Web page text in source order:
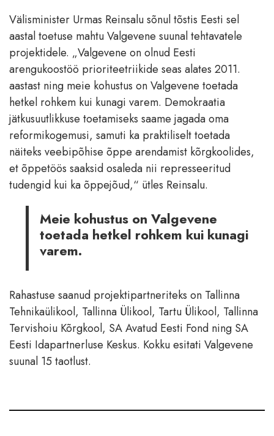
Välisminister Urmas Reinsalu sõnul tõstis Eesti sel
aastal toetuse mahtu Valgevene suunal tehtavatele
projektidele. „Valgevene on olnud Eesti
arengukoostöö prioriteetriikide seas alates 2011.
aastast ning meie kohustus on Valgevene toetada
hetkel rohkem kui kunagi varem. Demokraatia
jätkusuutlikkuse toetamiseks saame jagada oma
reformikogemusi, samuti ka praktiliselt toetada
näiteks veebipõhise õppe arendamist kõrgkoolides,
et õppetöös saaksid osaleda nii represseeritud
tudengid kui ka õppejõud,“ ütles Reinsalu.
Meie kohustus on Valgevene
toetada hetkel rohkem kui kunagi
varem.
Rahastuse saanud projektipartneriteks on Tallinna
Tehnikaülikool, Tallinna Ülikool, Tartu Ülikool, Tallinna
Tervishoiu Kõrgkool, SA Avatud Eesti Fond ning SA
Eesti Idapartnerluse Keskus. Kokku esitati Valgevene
suunal 15 taotlust.